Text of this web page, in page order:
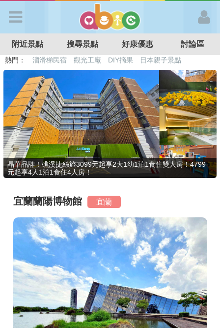
APP登入
首 頁
搜尋景點
好康優惠
最新消息
最新留言
商家合作
推薦景點
討論區
附近景點 搜尋景點 好康優惠 討論區
熱門： 溜滑梯民宿 觀光工廠 DIY摘果
日本親子景點
特色遊戲場
親子住房優惠 台北親子餐廳 溫泉泡湯SPA
晶華品牌！礁溪捷絲旅3099元起享2大1幼1泊1食住雙人房！4799
元起享4人1泊1食住4人房！
宜蘭蘭陽博物館 宜蘭